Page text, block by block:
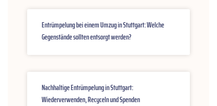
Entrümpelung bei einem Umzug in Stuttgart: Welche
Gegenstände sollten entsorgt werden?
Nachhaltige Entrümpelung in Stuttgart:
Wiederverwenden, Recyceln und Spenden